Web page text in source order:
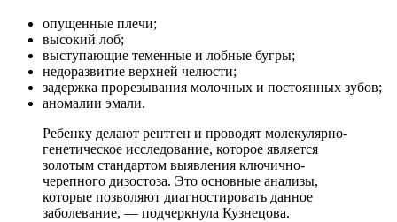
опущенные плечи;
высокий лоб;
выступающие теменные и лобные бугры;
недоразвитие верхней челюсти;
задержка прорезывания молочных и постоянных зубов;
аномалии эмали.
Ребенку делают рентген и проводят молекулярно-
генетическое исследование, которое является
золотым стандартом выявления ключично-
черепного дизостоза. Это основные анализы,
которые позволяют диагностировать данное
заболевание, — подчеркнула Кузнецова.